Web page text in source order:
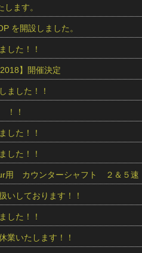
ます。
を開設しました。
した！！
】開催決定
ました！！
！！
した！！
した！！
用 カウンターシャフト ２＆５速
いしております！！
した！！
業いたします！！